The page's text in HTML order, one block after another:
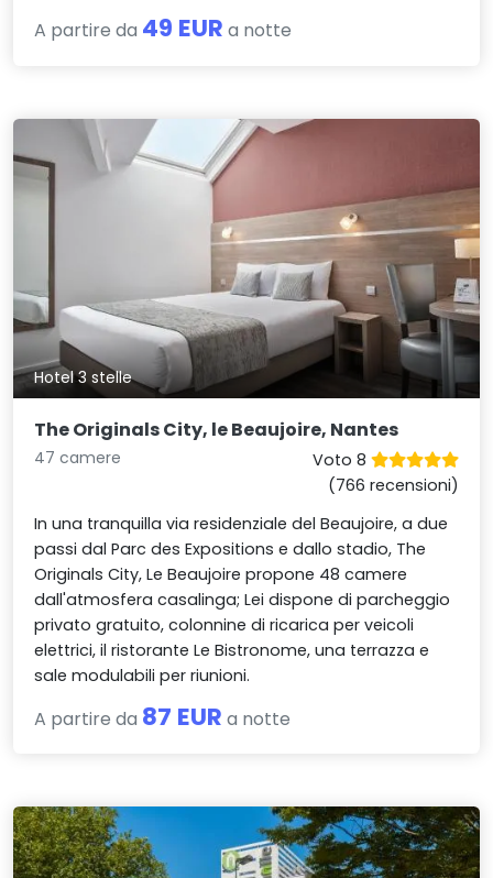
A partire da 49 EUR a notte
Hotel 3 stelle
The Originals City, le Beaujoire, Nantes
47 camere
Voto 8
(766 recensioni)
In una tranquilla via residenziale del Beaujoire, a due
passi dal Parc des Expositions e dallo stadio, The
Originals City, Le Beaujoire propone 48 camere
dall'atmosfera casalinga; Lei dispone di parcheggio
privato gratuito, colonnine di ricarica per veicoli
elettrici, il ristorante Le Bistronome, una terrazza e
sale modulabili per riunioni.
A partire da 87 EUR a notte